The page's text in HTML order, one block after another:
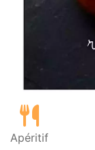
Apéritif